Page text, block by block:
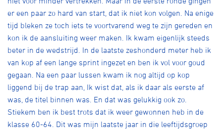
er een paar zo hard van start, dat ik niet kon volgen. Na enige
tijd bleken ze toch iets te voortvarend weg te zijn gereden en
kon ik de aansluiting weer maken. Ik kwam eigenlijk steeds
beter in de wedstrijd. In de laatste zeshonderd meter heb ik
van kop af een lange sprint ingezet en ben ik vol voor goud
gegaan. Na een paar lussen kwam ik nog altijd op kop
liggend bij de trap aan, Ik wist dat, als ik daar als eerste af
was, de titel binnen was. En dat was gelukkig ook zo.
Stiekem ben ik best trots dat ik weer gewonnen heb in de
klasse 60-64. Dit was mijn laatste jaar in die leeftijdsgroep